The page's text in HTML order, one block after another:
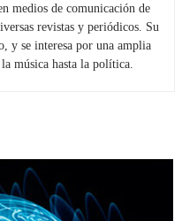
medios de comunicación de
revistas y periódicos. Su
y se interesa por una amplia
música hasta la política.